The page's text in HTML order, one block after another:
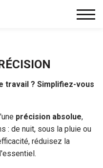
travail ? Simplifiez-vous
précision absolue,
: de nuit, sous la pluie ou
réduisez la